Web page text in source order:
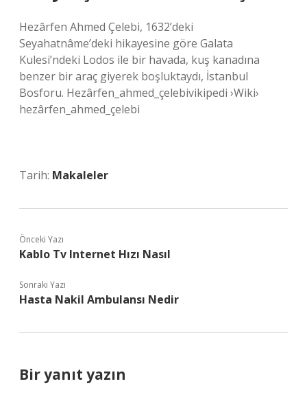
Hezârfen Ahmed Çelebi, 1632’deki
Seyahatnâme’deki hikayesine göre Galata
Kulesi’ndeki Lodos ile bir havada, kuş kanadına
benzer bir araç giyerek boşluktaydı, İstanbul
Bosforu. Hezârfen_ahmed_çelebivikipedi ›Wiki›
hezârfen_ahmed_çelebi
Tarih: Makaleler
Önceki Yazı
Kablo Tv Internet Hızı Nasıl
Sonraki Yazı
Hasta Nakil Ambulansı Nedir
Bir yanıt yazın